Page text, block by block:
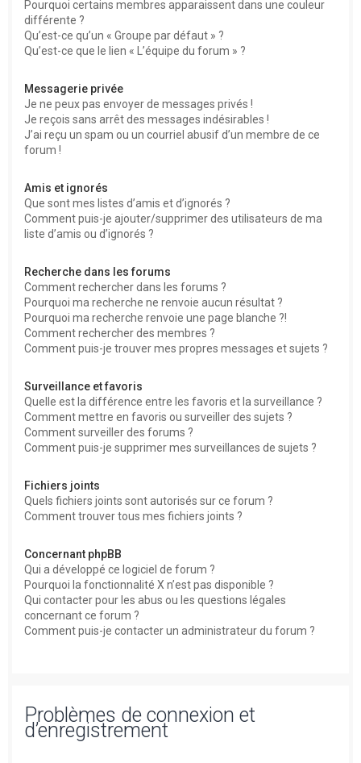
Pourquoi certains membres apparaissent dans une couleur
différente ?
Qu’est-ce qu’un « Groupe par défaut » ?
Qu’est-ce que le lien « L’équipe du forum » ?
Messagerie privée
Je ne peux pas envoyer de messages privés !
Je reçois sans arrêt des messages indésirables !
J’ai reçu un spam ou un courriel abusif d’un membre de ce
forum !
Amis et ignorés
Que sont mes listes d’amis et d’ignorés ?
Comment puis-je ajouter/supprimer des utilisateurs de ma
liste d’amis ou d’ignorés ?
Recherche dans les forums
Comment rechercher dans les forums ?
Pourquoi ma recherche ne renvoie aucun résultat ?
Pourquoi ma recherche renvoie une page blanche ?!
Comment rechercher des membres ?
Comment puis-je trouver mes propres messages et sujets ?
Surveillance et favoris
Quelle est la différence entre les favoris et la surveillance ?
Comment mettre en favoris ou surveiller des sujets ?
Comment surveiller des forums ?
Comment puis-je supprimer mes surveillances de sujets ?
Fichiers joints
Quels fichiers joints sont autorisés sur ce forum ?
Comment trouver tous mes fichiers joints ?
Concernant phpBB
Qui a développé ce logiciel de forum ?
Pourquoi la fonctionnalité X n’est pas disponible ?
Qui contacter pour les abus ou les questions légales
concernant ce forum ?
Comment puis-je contacter un administrateur du forum ?
Problèmes de connexion et
d’enregistrement